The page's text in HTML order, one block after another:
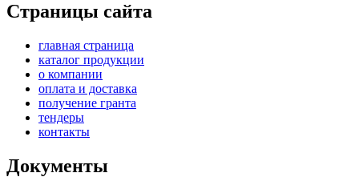
Страницы сайта
главная страница
каталог продукции
о компании
оплата и доставка
получение гранта
тендеры
контакты
Документы